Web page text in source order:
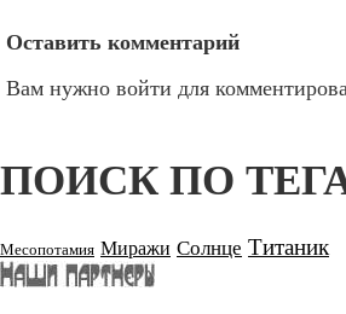
Оставить комментарий
Вам нужно войти для
ПОИСК ПО
Месопотамия Миражи Солнце Титаник